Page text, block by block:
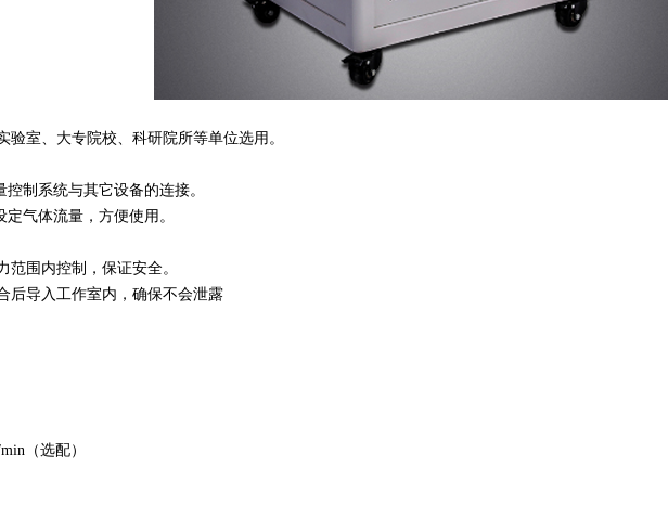
室、大专院校、科研院所等单位选用。
制系统与其它设备的连接。
气体流量，方便使用。
围内控制，保证安全。
后导入工作室内，确保不会泄露
（选配）